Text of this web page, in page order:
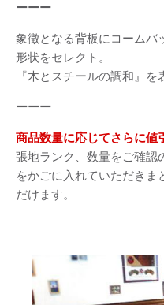
ーーー
象徴となる背板にコームバ
形状をセレクト。
『木とスチールの調和』を
ーーー
商品数量に応じてさらに値
張地ランク、数量をご確認
をかごに入れていただきま
だけます。